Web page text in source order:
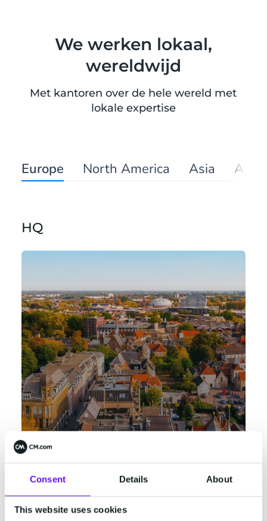
Consent Details About
This website uses cookies
We werken lokaal,
wereldwijd
Met kantoren over de hele wereld met
lokale expertise
Europe North America Asia
HQ
Konijnenberg 24
4825 BD Breda
+31 (0)76 5727000